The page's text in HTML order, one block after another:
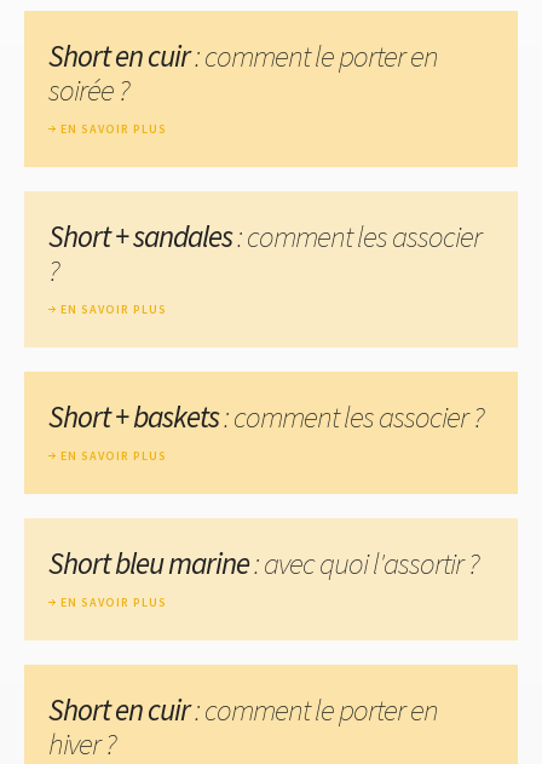
Short en cuir: comment le porter en
soirée ?
EN SAVOIR PLUS
Short + sandales: comment les associer
?
EN SAVOIR PLUS
Short + baskets: comment les associer ?
EN SAVOIR PLUS
Short bleu marine: avec quoi l'assortir ?
EN SAVOIR PLUS
Short en cuir: comment le porter en
hiver ?